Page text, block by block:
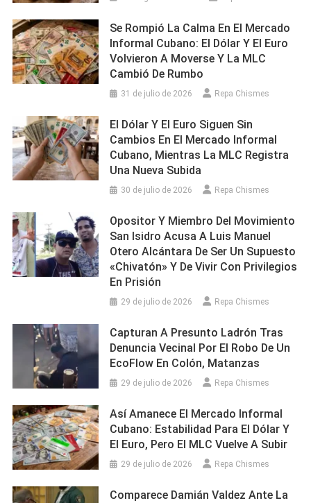
Se Rompió La Calma En El Mercado
Informal Cubano: El Dólar Y El Euro
Volvieron A Moverse Y La MLC
Cambió De Rumbo
31 de julio de 2026 Repa Chismes
El Dólar Y El Euro Siguen Sin
Cambios En El Mercado Informal
Cubano, Mientras La MLC Registra
Una Nueva Subida
30 de julio de 2026 Repa Chismes
Opositor Y Miembro Del Movimiento
San Isidro Acusa A Luis Manuel
Otero Alcántara De Ser Un Supuesto
«chivatón» Y De Vivir Con Privilegios
En Prisión
29 de julio de 2026 Repa Chismes
Capturan A Presunto Ladrón Tras
Denuncia Vecinal Por El Robo De Un
EcoFlow En Colón, Matanzas
29 de julio de 2026 Repa Chismes
Así Amanece El Mercado Informal
Cubano: Estabilidad Para El Dólar Y
El Euro, Pero El MLC Vuelve A Subir
29 de julio de 2026 Repa Chismes
Comparece Damián Valdez Ante La